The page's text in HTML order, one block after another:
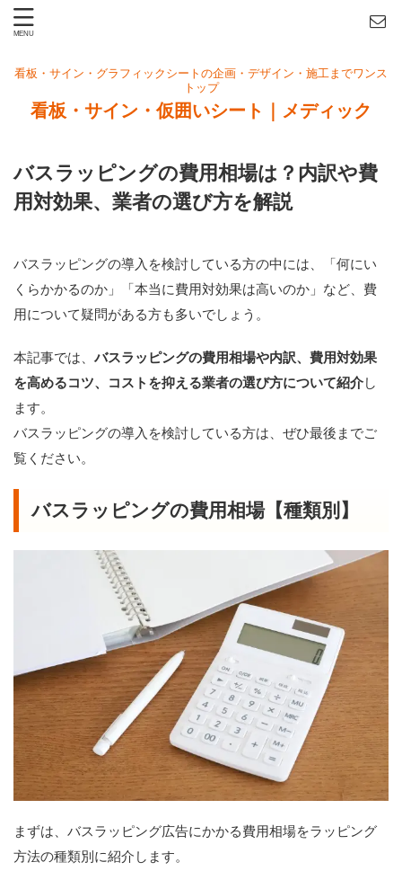
看板・サイン・グラフィックシートの企画・デザイン・施工までワンス
トップ
看板・サイン・仮囲いシート｜メディック
バスラッピングの費用相場は？内訳や費
用対効果、業者の選び方を解説
バスラッピングの導入を検討している方の中には、「何にい
くらかかるのか」「本当に費用対効果は高いのか」など、費
用について疑問がある方も多いでしょう。
本記事では、 バスラッピングの費用相場や内訳、費用対効果
を高めるコツ、コストを抑える業者の選び方について紹介し
ます。
バスラッピングの導入を検討している方は、ぜひ最後までご
覧ください。
バスラッピングの費用相場【種類別】
まずは、バスラッピング広告にかかる費用相場をラッピング
方法の種類別に紹介します。